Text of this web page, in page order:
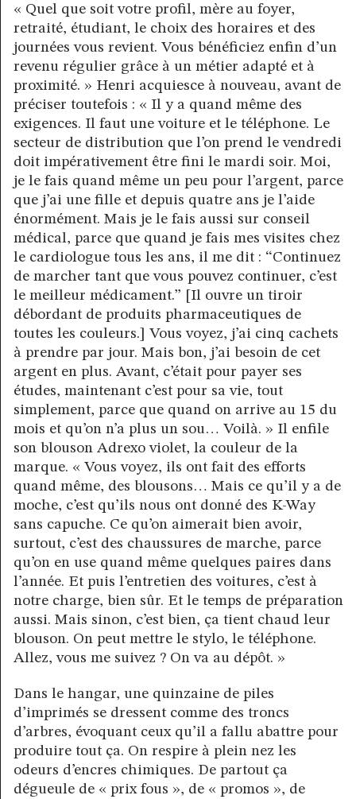
« Quel que soit votre profil, mère au foyer,
retraité, étudiant, le choix des horaires et des
journées vous revient. Vous bénéficiez enfin d’un
revenu régulier grâce à un métier adapté et à
proximité. » Henri acquiesce à nouveau, avant de
préciser toutefois : « Il y a quand même des
exigences. Il faut une voiture et le téléphone. Le
secteur de distribution que l’on prend le vendredi
doit impérativement être fini le mardi soir. Moi,
je le fais quand même un peu pour l’argent, parce
que j’ai une fille et depuis quatre ans je l’aide
énormément. Mais je le fais aussi sur conseil
médical, parce que quand je fais mes visites chez
le cardiologue tous les ans, il me dit : “Continuez
de marcher tant que vous pouvez continuer, c’est
le meilleur médicament.” [Il ouvre un tiroir
débordant de produits pharmaceutiques de
toutes les couleurs.] Vous voyez, j’ai cinq cachets
à prendre par jour. Mais bon, j’ai besoin de cet
argent en plus. Avant, c’était pour payer ses
études, maintenant c’est pour sa vie, tout
simplement, parce que quand on arrive au 15 du
mois et qu’on n’a plus un sou… Voilà. » Il enfile
son blouson Adrexo violet, la couleur de la
marque. « Vous voyez, ils ont fait des efforts
quand même, des blousons… Mais ce qu’il y a de
moche, c’est qu’ils nous ont donné des K-Way
sans capuche. Ce qu’on aimerait bien avoir,
surtout, c’est des chaussures de marche, parce
qu’on en use quand même quelques paires dans
l’année. Et puis l’entretien des voitures, c’est à
notre charge, bien sûr. Et le temps de préparation
aussi. Mais sinon, c’est bien, ça tient chaud leur
blouson. On peut mettre le stylo, le téléphone.
Allez, vous me suivez ? On va au dépôt. »
Dans le hangar, une quinzaine de piles
d’imprimés se dressent comme des troncs
d’arbres, évoquant ceux qu’il a fallu abattre pour
produire tout ça. On respire à plein nez les
odeurs d’encres chimiques. De partout ça
dégueule de « prix fous », de « promos », de